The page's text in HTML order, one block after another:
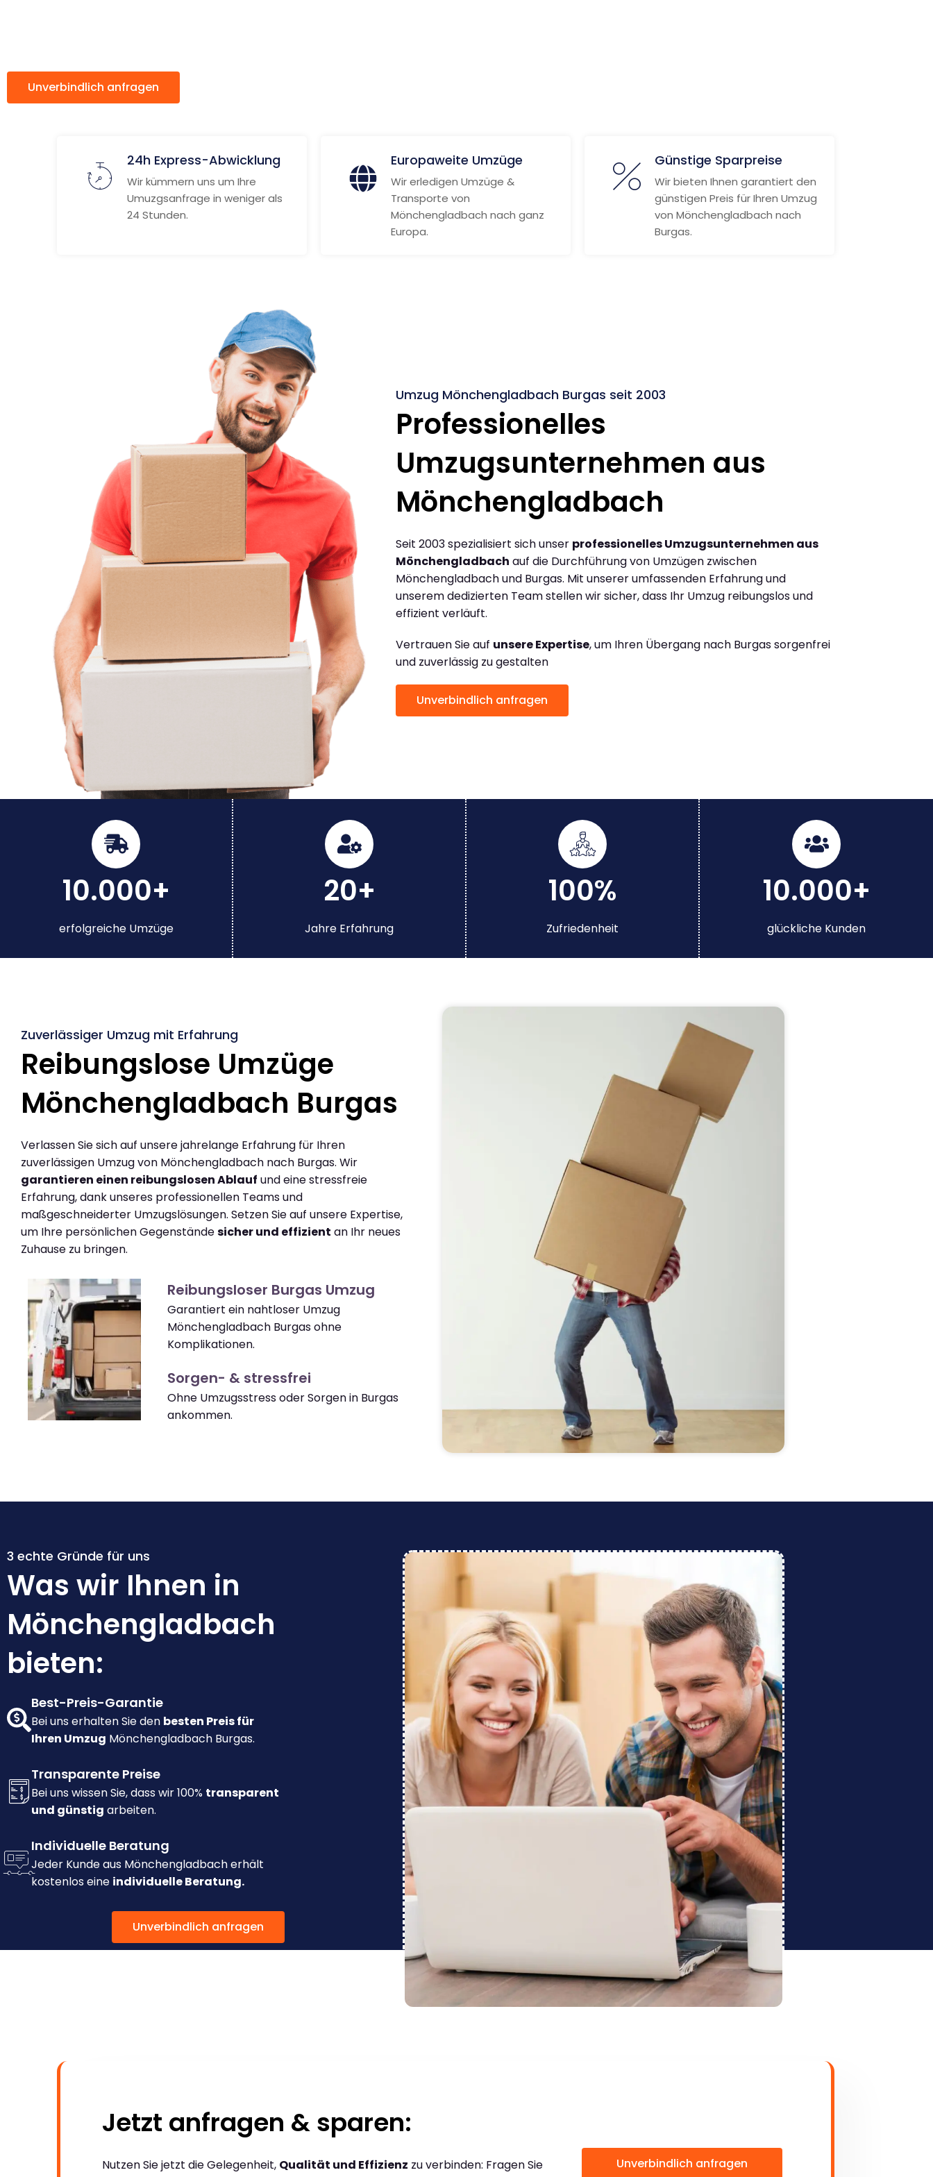
Unverbindlich anfragen
24h Express-Abwicklung
Wir kümmern uns um Ihre
Umuzgsanfrage in weniger als
24 Stunden.
Europaweite Umzüge
Wir erledigen Umzüge &
Transporte von
Mönchengladbach nach ganz
Europa.
Günstige Sparpreise
Wir bieten Ihnen garantiert den
günstigen Preis für Ihren Umzug
von Mönchengladbach nach
Burgas.
Umzug Mönchengladbach Burgas seit 2003
Professionelles
Umzugsunternehmen aus
Mönchengladbach
Seit 2003 spezialisiert sich unser professionelles Umzugsunternehmen aus
Mönchengladbach auf die Durchführung von Umzügen zwischen
Mönchengladbach und Burgas. Mit unserer umfassenden Erfahrung und
unserem dedizierten Team stellen wir sicher, dass Ihr Umzug reibungslos und
effizient verläuft.
Vertrauen Sie auf unsere Expertise, um Ihren Übergang nach Burgas sorgenfrei
und zuverlässig zu gestalten
Unverbindlich anfragen
10.000+
erfolgreiche Umzüge
20+
Jahre Erfahrung
100%
Zufriedenheit
10.000+
glückliche Kunden
Zuverlässiger Umzug mit Erfahrung
Reibungslose Umzüge
Mönchengladbach Burgas
Verlassen Sie sich auf unsere jahrelange Erfahrung für Ihren
zuverlässigen Umzug von Mönchengladbach nach Burgas. Wir
garantieren einen reibungslosen Ablauf und eine stressfreie
Erfahrung, dank unseres professionellen Teams und
maßgeschneiderter Umzugslösungen. Setzen Sie auf unsere Expertise,
um Ihre persönlichen Gegenständesicher und effizient an Ihr neues
Zuhause zu bringen.
Reibungsloser Burgas Umzug
Garantiert ein nahtloser Umzug
Mönchengladbach Burgas ohne
Komplikationen.
Sorgen- & stressfrei
Ohne Umzugsstress oder Sorgen in Burgas
ankommen.
3 echte Gründe für uns
Was wir Ihnen in
Mönchengladbach
bieten:
Best-Preis-Garantie
Bei uns erhalten Sie den besten Preis für
Ihren Umzug Mönchengladbach Burgas.
Transparente Preise
Bei uns wissen Sie, dass wir 100% transparent
und günstig arbeiten.
Individuelle Beratung
Jeder Kunde aus Mönchengladbach erhält
kostenlos eine individuelle Beratung.
Unverbindlich anfragen
Jetzt anfragen & sparen:
Nutzen Sie jetzt die Gelegenheit, Qualität und Effizienz zu verbinden: Fragen Sie
Unverbindlich anfragen